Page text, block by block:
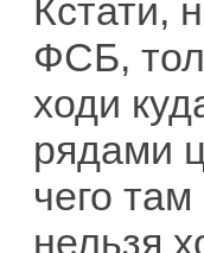
Кстати,
ФСБ,
ходи
рядами
чего
нельзя